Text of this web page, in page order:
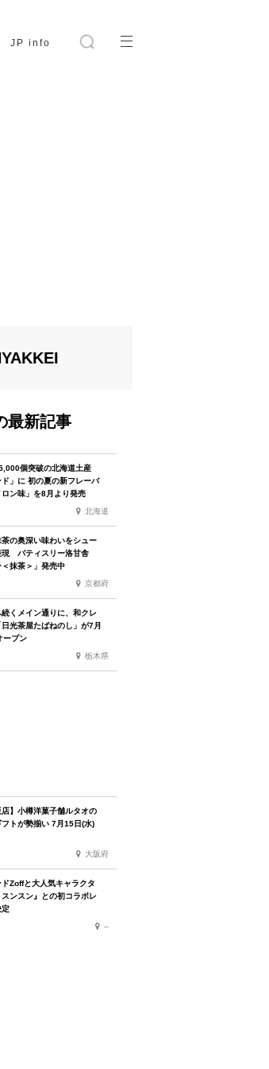
JP info
最新記事
個突破の北海道土産
ド」に 初の夏の新フレーバ
ロン味」を8月より発売
北海道
の奥深い味わいをシュー
現 パティスリー洛甘舎
＜抹茶＞」発売中
京都府
続くメイン通りに、和クレ
光茶屋たばねのし」が7月
ープン
栃木県
店】小樽洋菓子舗ルタオの
フトが勢揃い 7月15日(水)
大阪府
ドZoffと大人気キャラクタ
ンスン』との初コラボレ
定
--